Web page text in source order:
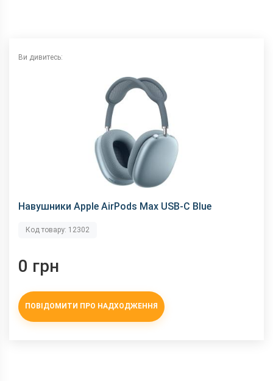
Ви дивитесь:
Навушники Apple AirPods Max USB-C Blue
Код товару: 12302
0 грн
ПОВІДОМИТИ ПРО НАДХОДЖЕННЯ